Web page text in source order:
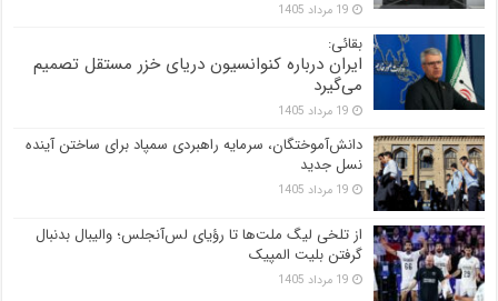
19 مرداد 1405
بقائی:
ایران درباره کنوانسیون دریای خزر مستقل تصمیم
می‌گیرد
19 مرداد 1405
دانش‌آموختگان، سرمایه راهبردی سمپاد برای ساختن آینده
نسل جدید
19 مرداد 1405
از تلخی لیگ ملت‌ها تا رؤیای لس‌آنجلس؛ والیبال بدنبال
گرفتن بلیت المپیک
19 مرداد 1405